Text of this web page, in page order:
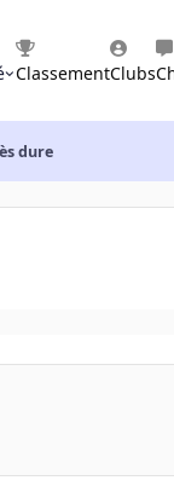
ClassementClubs
dure